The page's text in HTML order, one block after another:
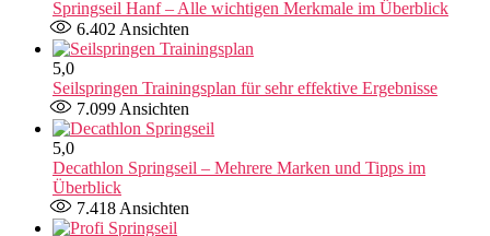
Springseil Hanf – Alle wichtigen Merkmale im Überblick
6.402 Ansichten
5,0
Seilspringen Trainingsplan für sehr effektive Ergebnisse
7.099 Ansichten
5,0
Decathlon Springseil – Mehrere Marken und Tipps im
Überblick
7.418 Ansichten